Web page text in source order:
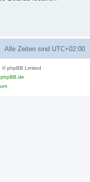
Alle Zeiten sind UTC+02:00
© phpBB Limited
phpBB.de